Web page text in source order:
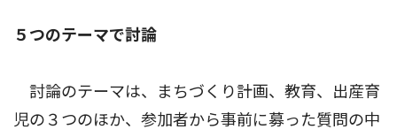
５つのテーマで討論
討論のテーマは、まちづくり計画、教育、出産育
児の３つのほか、参加者から事前に募った質問の中